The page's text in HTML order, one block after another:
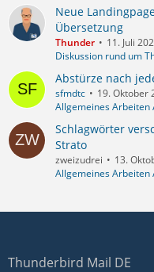
Neue
Übersetzung
Thunder
11. Juli
Diskussion rund um
Abstürze nach
sfmdtc
19. Oktober
Allgemeines Arbeiten
Schlagwörter
Strato
zweizudrei
13.
Allgemeines Arbeiten
Thunderbird Mail DE